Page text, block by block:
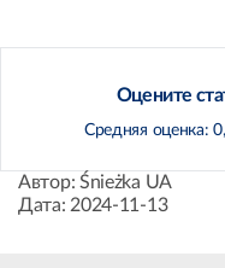
Оцените
Средняя оценка:
Автор: Śnieżka UA
Дата:2024-11-13